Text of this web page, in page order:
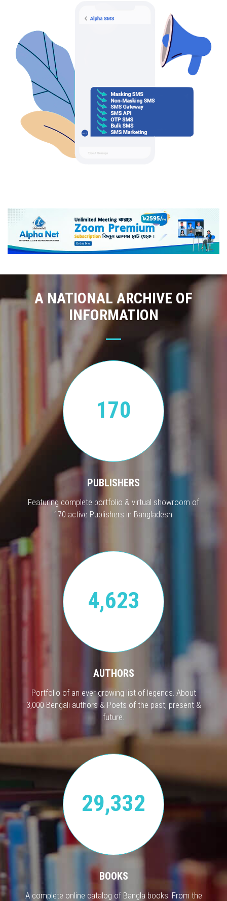
A NATIONAL ARCHIVE OF
INFORMATION
170
PUBLISHERS
Featuring complete portfolio & virtual showroom of
170 active Publishers in Bangladesh.
4,623
AUTHORS
Portfolio of an ever growing list of legends. About
3,000 Bengali authors & Poets of the past, present &
future.
29,332
BOOKS
A complete online catalog of Bangla books. From the